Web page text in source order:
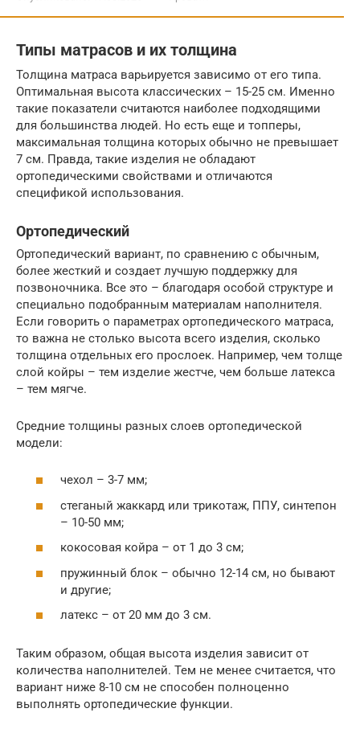
Типы матрасов и их толщина
Толщина матраса варьируется зависимо от его типа.
Оптимальная высота классических – 15-25 см. Именно
такие показатели считаются наиболее подходящими
для большинства людей. Но есть еще и топперы,
максимальная толщина которых обычно не превышает
7 см. Правда, такие изделия не обладают
ортопедическими свойствами и отличаются
спецификой использования.
Ортопедический
Ортопедический вариант, по сравнению с обычным,
более жесткий и создает лучшую поддержку для
позвоночника. Все это – благодаря особой структуре и
специально подобранным материалам наполнителя.
Если говорить о параметрах ортопедического матраса,
то важна не столько высота всего изделия, сколько
толщина отдельных его прослоек. Например, чем толще
слой койры – тем изделие жестче, чем больше латекса
– тем мягче.
Средние толщины разных слоев ортопедической
модели:
чехол – 3-7 мм;
стеганый жаккард или трикотаж, ППУ, синтепон
– 10-50 мм;
кокосовая койра – от 1 до 3 см;
пружинный блок – обычно 12-14 см, но бывают
и другие;
латекс – от 20 мм до 3 см.
Таким образом, общая высота изделия зависит от
количества наполнителей. Тем не менее считается, что
вариант ниже 8-10 см не способен полноценно
выполнять ортопедические функции.